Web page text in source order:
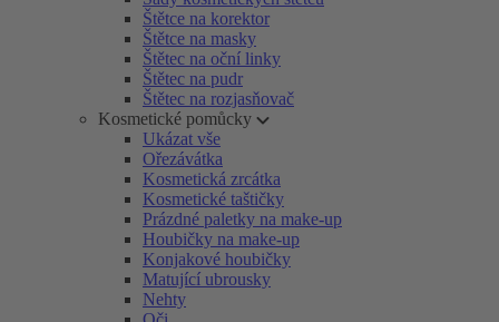
Štětce na korektor
Štětce na masky
Štětec na oční linky
Štětec na pudr
Štětec na rozjasňovač
Kosmetické pomůcky
Ukázat vše
Ořezávátka
Kosmetická zrcátka
Kosmetické taštičky
Prázdné paletky na make-up
Houbičky na make-up
Konjakové houbičky
Matující ubrousky
Nehty